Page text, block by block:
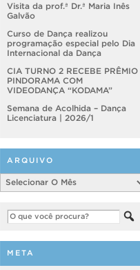
Visita da prof.ª Dr.ª Maria Inês
Galvão
Curso de Dança realizou
programação especial pelo Dia
Internacional da Dança
CIA TURNO 2 RECEBE PRÊMIO
PINDORAMA COM
VIDEODANÇA “KODAMA”
Semana de Acolhida – Dança
Licenciatura | 2026/1
ARQUIVO
Arquivo
META